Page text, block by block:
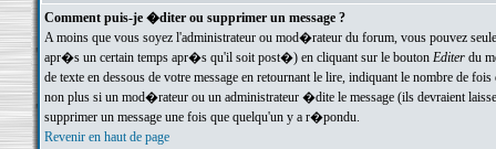
Comment puis-je �diter ou supprimer un message ?
A moins que vous soyez l'administrateur ou mod�rateur du forum, vous pouvez
apr�s un certain temps apr�s qu'il soit post�) en cliquant sur le bouton Editerdu
de texte en dessous de votre message en retournant le lire, indiquant le nombre
non plus si un mod�rateur ou un administrateur �dite le message (ils devraient
supprimer un message une fois que quelqu'un y a r�pondu.
Revenir en haut de page